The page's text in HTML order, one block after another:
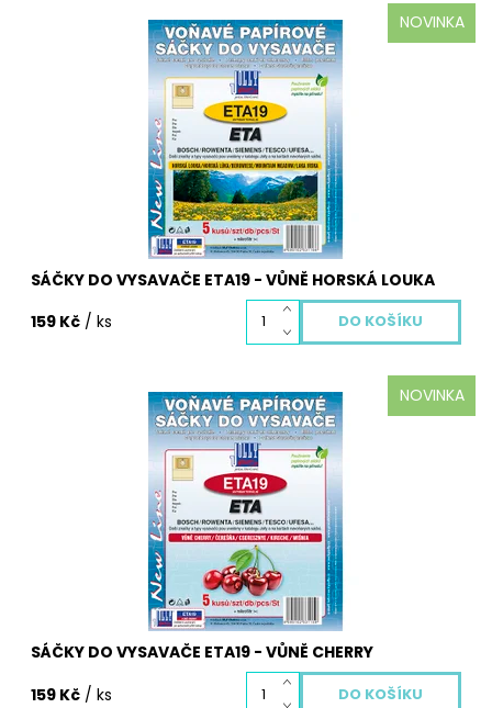
NOVINKA
Aromatické sáčky do vysavačů ETA19 voňavé s vůní
Horská louka. Balení obsahuje 5 ks voňavých sáčků a
Skladem
3116S
SÁČKY DO VYSAVAČE ETA19 - VŮNĚ HORSKÁ LOUKA
159 Kč / ks
NOVINKA
Aromatické sáčky do vysavačů ETA19 voňavé s vůní
Cherry. Balení obsahuje 5 ks voňavých sáčků a
Skladem
3115S
SÁČKY DO VYSAVAČE ETA19 - VŮNĚ CHERRY
159 Kč / ks